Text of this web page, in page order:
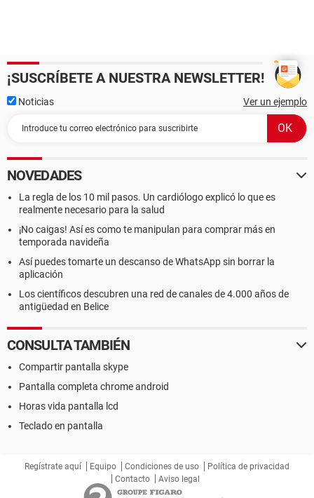
¡SUSCRÍBETE A NUESTRA NEWSLETTER!
Noticias Ver un ejemplo
NOVEDADES
La regla de los 10 mil pasos. Un cardiólogo explicó lo que es
realmente necesario para la salud
¡No caigas! Así es como te manipulan para comprar más en
temporada navideña
Así puedes tomarte un descanso de WhatsApp sin borrar la
aplicación
Los científicos descubren una red de canales de 4.000 años de
antigüedad en Belice
CONSULTA TAMBIÉN
Compartir pantalla skype
Pantalla completa chrome android
Horas vida pantalla lcd
Teclado en pantalla
Regístrate aquí Equipo Condiciones de uso
Política de privacidad
Contacto
Aviso legal